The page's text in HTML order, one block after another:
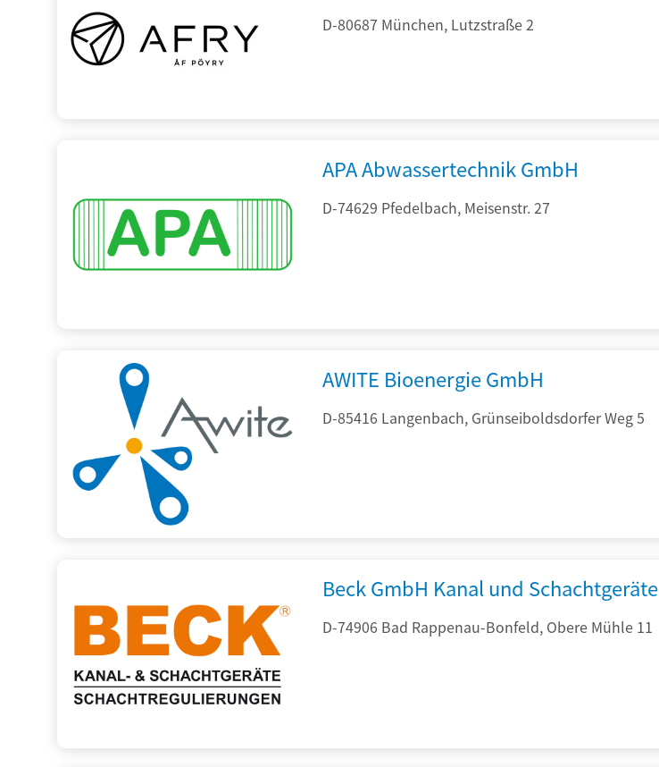
D-80687 München, Lutzstraße 2
APA Abwassertechnik GmbH
D-74629 Pfedelbach, Meisenstr. 27
AWITE Bioenergie GmbH
D-85416 Langenbach, Grünseiboldsdorfer Weg 5
Beck GmbH Kanal und Schachtgeräte
D-74906 Bad Rappenau-Bonfeld, Obere Mühle 11